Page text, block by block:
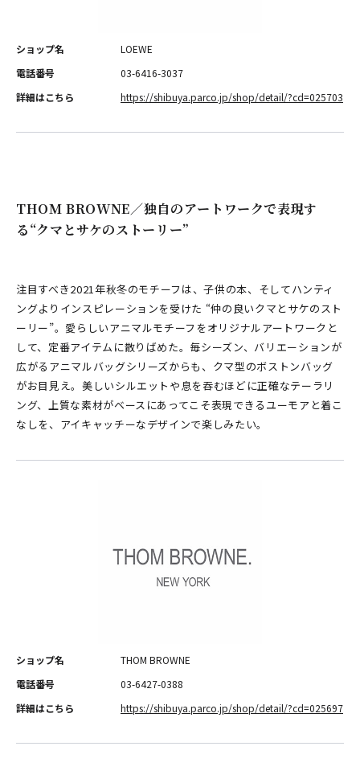
ショップ名
LOEWE
電話番号
03-6416-3037
詳細はこちら
https://shibuya.parco.jp/shop/detail/?cd=025703
THOM BROWNE／独自のアートワークで表現す
る“クマとサケのストーリー”
注目すべき2021年秋冬のモチーフは、子供の本、そしてハンティ
ングよりインスピレーションを受けた “仲の良いクマとサケのスト
ーリー”。愛らしいアニマルモチーフをオリジナルアートワークと
して、定番アイテムに散りばめた。毎シーズン、バリエーションが
広がるアニマルバッグシリーズからも、クマ型のボストンバッグ
がお目見え。美しいシルエットや息を吞むほどに正確なテーラリ
ング、上質な素材がベースにあってこそ表現できるユーモアと着こ
なしを、アイキャッチーなデザインで楽しみたい。
ショップ名
THOM BROWNE
電話番号
03-6427-0388
詳細はこちら
https://shibuya.parco.jp/shop/detail/?cd=025697